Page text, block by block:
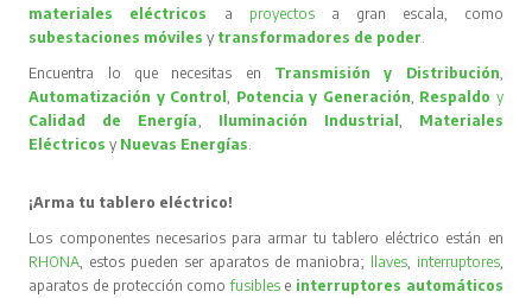
materiales eléctricos
a proyectos
a gran escala, como
subestaciones móvilesy transformadores de poder
Encuentra lo que necesitas en Transmisión y Distribución
Automatización y Control
Potencia y Generación Respaldo y
Calidad de Energía
Iluminación Industrial
Materiales
Eléctricos y Nuevas Energías
¡Arma tu tablero eléctrico!
Los componentes necesarios para armar tu tablero eléctrico están en
RHONA , estos pueden ser aparatos de maniobra; llaves, interruptores,
aparatos de protección comofusibles e interruptores automáticos